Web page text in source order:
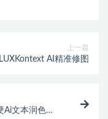
上一篇
如何利用FLUXKontext AI精准修图
Ai文本润色在